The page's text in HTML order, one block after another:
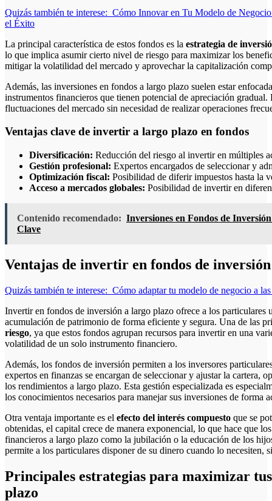
Quizás también te interese: Cómo Innovar en Tu Modelo de
el Éxito
La principal característica de estos fondos es la estrategia de
lo que implica asumir cierto nivel de riesgo para maximizar los
mitigar la volatilidad del mercado y aprovechar la capitalización
Además, las inversiones en fondos a largo plazo suelen estar
instrumentos financieros que tienen potencial de apreciación
fluctuaciones del mercado sin necesidad de realizar operaciones
Ventajas clave de invertir a largo plazo en fondos
Diversificación: Reducción del riesgo al invertir en múltiples
Gestión profesional: Expertos encargados de seleccionar y
Optimización fiscal: Posibilidad de diferir impuestos hasta la
Acceso a mercados globales: Posibilidad de invertir en
Contenido recomendado: Inversiones en Fondos de
Clave
Ventajas de invertir en fondos de
Quizás también te interese: Cómo adaptar tu modelo de negocio a
Invertir en fondos de inversión a largo plazo ofrece a los particulares
acumulación de patrimonio de forma eficiente y segura. Una de las
riesgo, ya que estos fondos agrupan recursos para invertir en una
volatilidad de un solo instrumento financiero.
Además, los fondos de inversión permiten a los inversores
expertos en finanzas se encargan de seleccionar y ajustar la cartera,
los rendimientos a largo plazo. Esta gestión especializada es
los conocimientos necesarios para manejar sus inversiones de forma
Otra ventaja importante es el efecto del interés compuesto que se
obtenidas, el capital crece de manera exponencial, lo que hace que
financieros a largo plazo como la jubilación o la educación de los
permite a los particulares disponer de su dinero cuando lo necesiten,
Principales estrategias para maximizar
plazo